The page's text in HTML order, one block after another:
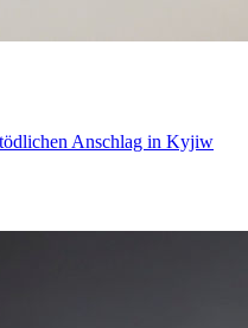
Anschlag in Kyjiw